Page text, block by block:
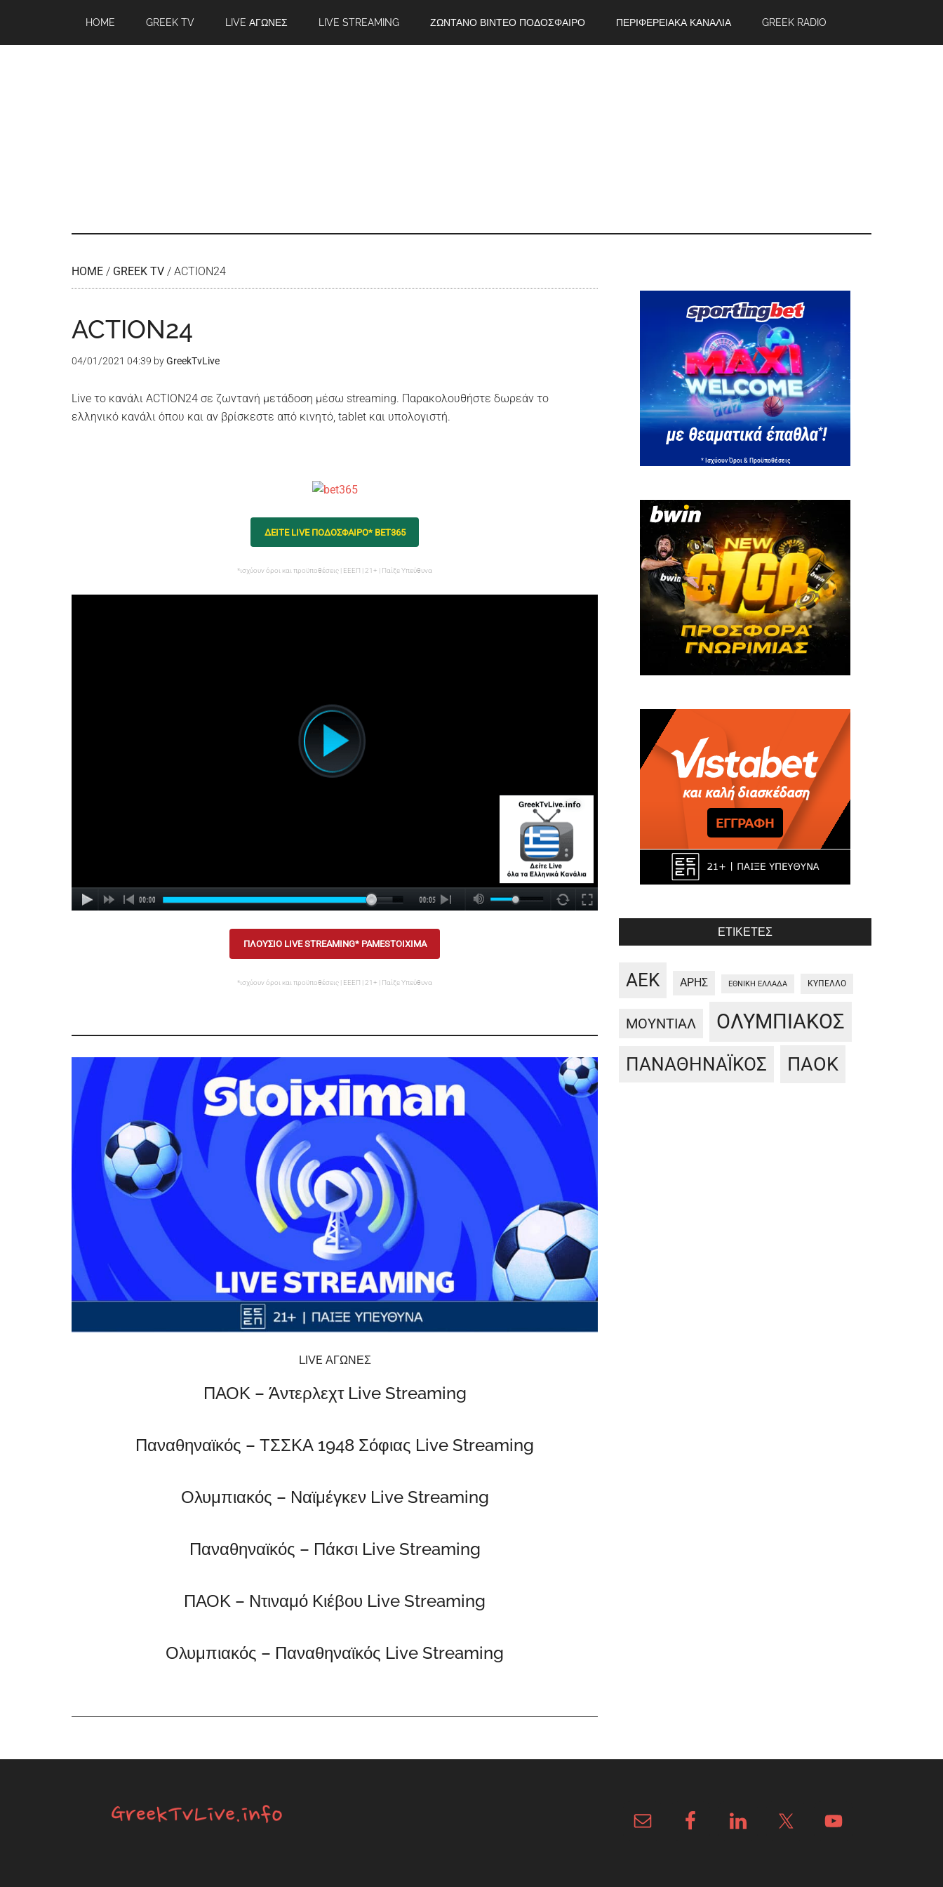
HOME GREEK TV LIVE ΑΓΩΝΕΣ LIVE STREAMING ΖΩΝΤΑΝΟ ΒΙΝΤΕΟ ΠΟΔΟΣΦΑΙΡΟ ΠΕΡΙΦΕΡΕΙΑΚΑ ΚΑΝΑΛΙΑ GREEK RADIO
HOME / GREEK TV / ACTION24
ACTION24
04/01/2021 04:39 byGreekTvLive
Live το κανάλι ACTION24 σε ζωντανή μετάδοση μέσω streaming. Παρακολουθήστε δωρεάν το
ελληνικό κανάλι όπου και αν βρίσκεστε από κινητό, tablet και υπολογιστή.
ΔΕΙΤΕ LIVE ΠΟΔΟΣΦΑΙΡΟ* BET365
*ισχύουν όροι και προϋποθέσεις | ΕΕΕΠ | 21+ | Παίξε Υπεύθυνα
ΠΛΟΥΣΙΟ LIVE STREAMING* PAMESTOIXIMA
*ισχύουν όροι και προϋποθέσεις | ΕΕΕΠ | 21+ | Παίξε Υπεύθυνα
LIVE ΑΓΩΝΕΣ
ΠΑΟΚ – Άντερλεχτ Live Streaming
Παναθηναϊκός – ΤΣΣΚΑ 1948 Σόφιας Live Streaming
Ολυμπιακός – Ναϊμέγκεν Live Streaming
Παναθηναϊκός – Πάκσι Live Streaming
ΠΑΟΚ – Ντιναμό Κιέβου Live Streaming
Ολυμπιακός – Παναθηναϊκός Live Streaming
ΕΤΙΚΈΤΕΣ
ΑΕΚ ΑΡΗΣ ΕΘΝΙΚΗ ΕΛΛΑΔΑ ΚΥΠΕΛΛΟ
ΜΟΥΝΤΙΑΛ ΟΛΥΜΠΙΑΚΟΣ
ΠΑΝΑΘΗΝΑΪΚΟΣ ΠΑΟΚ